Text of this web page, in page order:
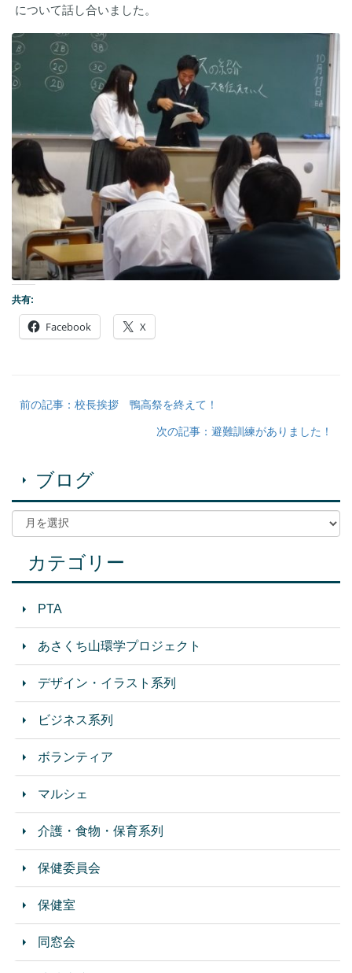
について話し合いました。
共有:
Facebook X
前の記事：校長挨拶 鴨高祭を終えて！
次の記事：避難訓練がありました！
ブログ
カテゴリー
PTA
あさくち山環学プロジェクト
デザイン・イラスト系列
ビジネス系列
ボランティア
マルシェ
介護・食物・保育系列
保健委員会
保健室
同窓会